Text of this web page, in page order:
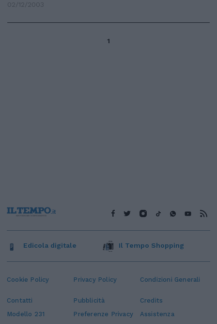
02/12/2003
1
Cookie Policy Privacy Policy Condizioni Generali
Contatti Pubblicità
Credits
Modello 231
Preferenze Privacy Assistenza
Edicola digitale Il Tempo Shopping